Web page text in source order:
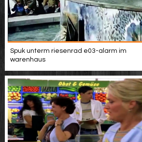
Spuk unterm riesenrad e03-alarm im
warenhaus